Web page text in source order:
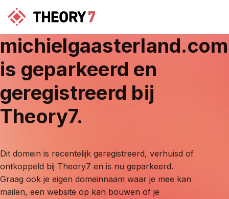
michielgaasterland.com
is geparkeerd en
geregistreerd bij
Theory7.
Dit domein is recentelijk geregistreerd, verhuisd of
ontkoppeld bij Theory7 en is nu geparkeerd.
Graag ook je eigen domeinnaam waar je mee kan
mailen, een website op kan bouwen of je